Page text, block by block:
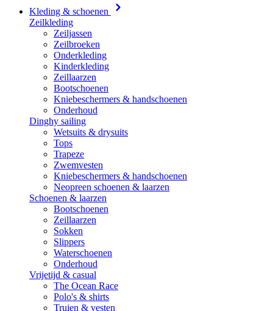
Kleding & schoenen
Zeilkleding
Zeiljassen
Zeilbroeken
Onderkleding
Kinderkleding
Zeillaarzen
Bootschoenen
Kniebeschermers & handschoenen
Onderhoud
Dinghy sailing
Wetsuits & drysuits
Tops
Trapeze
Zwemvesten
Kniebeschermers & handschoenen
Neopreen schoenen & laarzen
Schoenen & laarzen
Bootschoenen
Zeillaarzen
Sokken
Slippers
Waterschoenen
Onderhoud
Vrijetijd & casual
The Ocean Race
Polo's & shirts
Truien & vesten